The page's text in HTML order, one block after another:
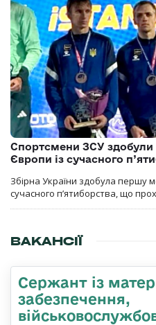
Спортсмени ЗСУ здобули
Європи із сучасного
Збірна України здобула першу
сучасного п’ятиборства, що
ВАКАНСІЇ
Сержант із
забезпечення,